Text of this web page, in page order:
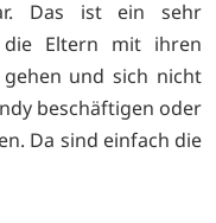
Das ist ein sehr
die Eltern mit ihren
und sich nicht
beschäftigen oder
Da sind einfach die